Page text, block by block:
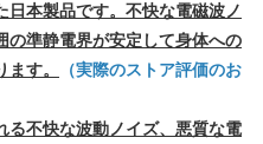
本製品です。不快な電磁波ノ
の準静電界が安定して身体への
す。
（実際のストア評価のお
不快な波動ノイズ、悪質な電